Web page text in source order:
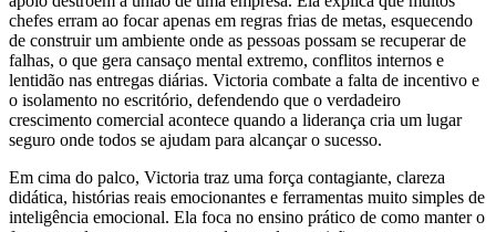
chefes erram ao focar apenas em regras frias de metas, esquecendo
de construir um ambiente onde as pessoas possam se recuperar de
falhas, o que gera cansaço mental extremo, conflitos internos e
lentidão nas entregas diárias. Victoria combate a falta de incentivo e
o isolamento no escritório, defendendo que o verdadeiro
crescimento comercial acontece quando a liderança cria um lugar
seguro onde todos se ajudam para alcançar o sucesso.
Em cima do palco, Victoria traz uma força contagiante, clareza
didática, histórias reais emocionantes e ferramentas muito simples de
inteligência emocional. Ela foca no ensino prático de como manter o